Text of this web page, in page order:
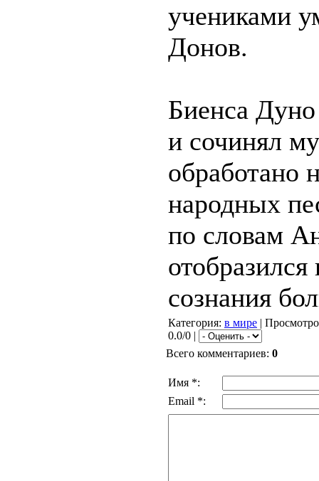
учениками
Донов.
Биенса
и сочинял
обработано
народных
по словам
отобразился
сознания
Категория: в мире |
0.0/0 |
Всего комментариев: 0
Имя *:
Email *: